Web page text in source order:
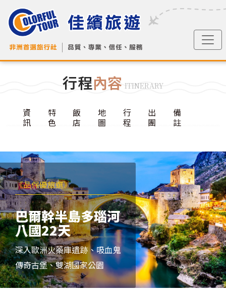
行程內容 ITINERARY
資
訊
特
色
飯
店
地
圖
行
程
出
團
備
註
《品保優旅選》
巴爾幹半島多瑙河
八國22天
深入歐洲火藥庫遺跡、吸血鬼
傳奇古堡、雙湖國家公園